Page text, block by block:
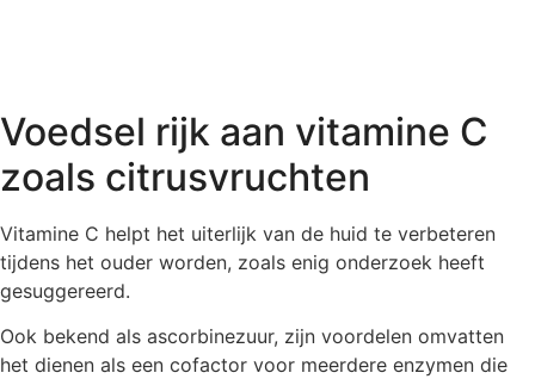
Voedsel rijk aan vitamine C
zoals citrusvruchten
Vitamine C helpt het uiterlijk van de huid te verbeteren
tijdens het ouder worden, zoals enig onderzoek heeft
gesuggereerd.
Ook bekend als ascorbinezuur, zijn voordelen omvatten
het dienen als een cofactor voor meerdere enzymen die